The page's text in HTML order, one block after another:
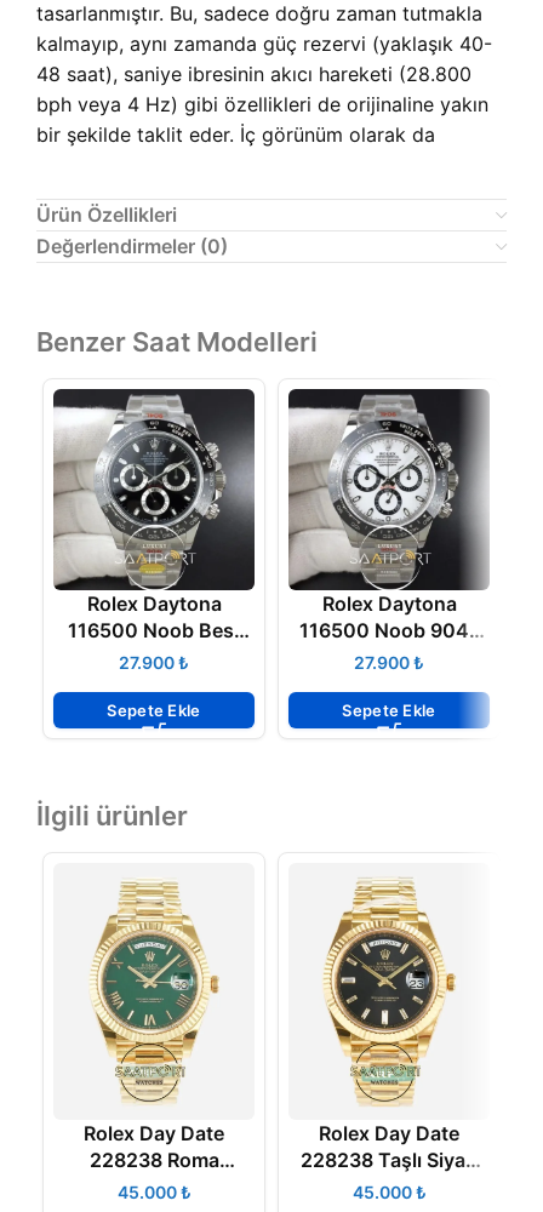
tasarlanmıştır. Bu, sadece doğru zaman tutmakla
kalmayıp, aynı zamanda güç rezervi (yaklaşık 40-
48 saat), saniye ibresinin akıcı hareketi (28.800
bph veya 4 Hz) gibi özellikleri de orijinaline yakın
bir şekilde taklit eder. İç görünüm olarak da
Ürün Özellikleri
Değerlendirmeler (0)
Benzer Saat Modelleri
Rolex Daytona
116500 Noob Best
Edition 904L Case
Dial
₺
Sepete Ekle
Rolex Daytona
116500 Noob 904L
Case and Bracelet
4130 ETA
₺
Sepete Ekle
İlgili ürünler
Rolex Day Date
228238 Roma
Rakamlı Yeşil Kadran
₺
Rolex Day Date
228238 Taşlı Siyah
Kadran 40mm Full
₺